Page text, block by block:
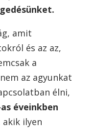
amit
és az az,
a
az agyunkat
élni,
éveinkben
akik ilyen